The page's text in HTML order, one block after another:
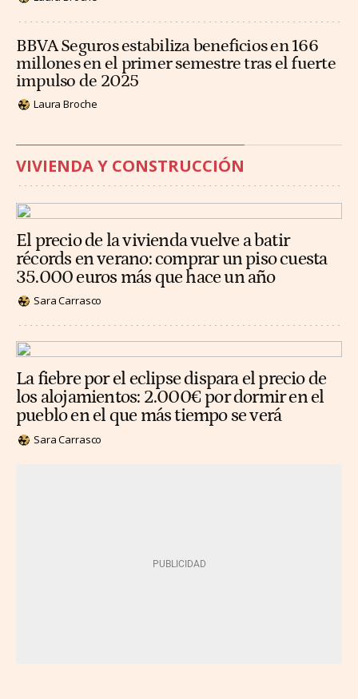
BBVA Seguros estabiliza beneficios en 166
millones en el primer semestre tras el fuerte
impulso de 2025
Laura Broche
VIVIENDA Y CONSTRUCCIÓN
El precio de la vivienda vuelve a batir
récords en verano: comprar un piso cuesta
35.000 euros más que hace un año
Sara Carrasco
La fiebre por el eclipse dispara el precio de
los alojamientos: 2.000€ por dormir en el
pueblo en el que más tiempo se verá
Sara Carrasco